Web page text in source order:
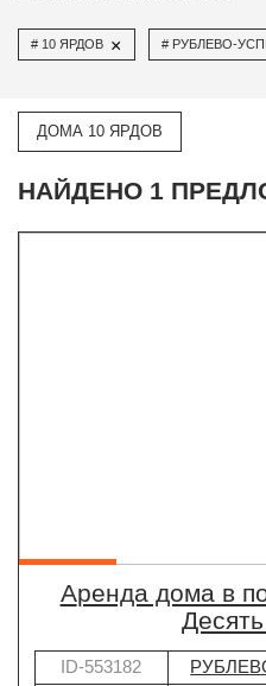
10 ЯРДОВ × РУБЛЕВО-
ДОМА 10 ЯРДОВ
НАЙДЕНО 1
Аренда дома в поселке 10 Ярдов /
ID-553182